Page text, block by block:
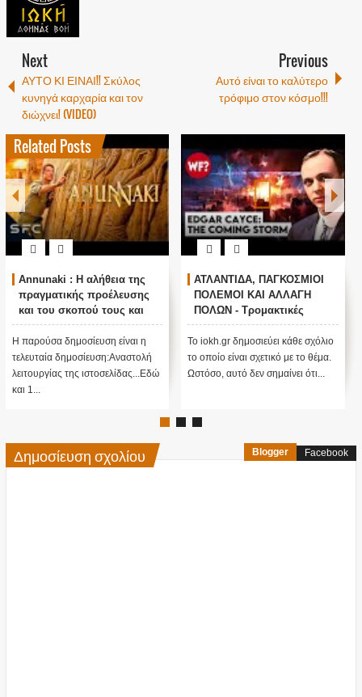
Next
ΑΥΤΟ ΚΙ ΕΙΝΑΙ!! Σκύλος
κυνηγά καρχαρία και τον
διώχνει! (VIDEO)
Previous
Αυτό είναι το καλύτερο
τρόφιμο στον κόσμο!!!
Related Posts
Annunaki : Η αλήθεια της
πραγματικής προέλευσης
και του σκοπού τους και
αναστολή λειτουργίας μας
....
Η παρούσα δημοσίευση είναι η
τελευταία δημοσίευση:Αναστολή
λειτουργίας της ιστοσελίδας...Εδώ
και 1...
ΑΤΛΑΝΤΙΔΑ, ΠΑΓΚΟΣΜΙΟΙ
ΠΟΛΕΜΟΙ ΚΑΙ ΑΛΛΑΓΗ
ΠΟΛΩΝ - Τρομακτικές
προβλέψεις του Edgar
Cayce (Video)
Το iokh.gr δημοσιεύει κάθε σχόλιο
το οποίο είναι σχετικό με το θέμα.
Ωστόσο, αυτό δεν σημαίνει ότι...
Δημοσίευση σχολίου Blogger Facebook